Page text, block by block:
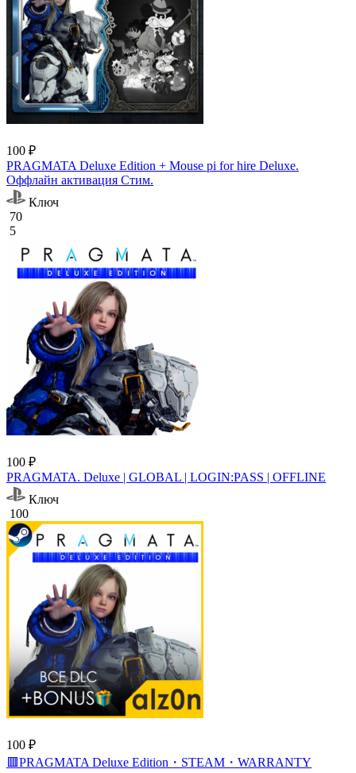
100 ₽
PRAGMATA Deluxe Edition + Mouse pi for hire Deluxe.
Оффлайн активация Cтим.
Ключ
70
5
100 ₽
PRAGMATA. Deluxe | GLOBAL | LOGIN:PASS | OFFLINE
Ключ
100
100 ₽
🟥PRAGMATA Deluxe Edition・STEAM・WARRANTY